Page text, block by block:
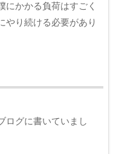
にかかる負荷はすごく
やり続ける必要があり
ログに書いていまし